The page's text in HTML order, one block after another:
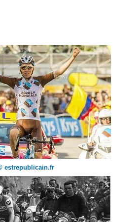
estrepublicain.fr